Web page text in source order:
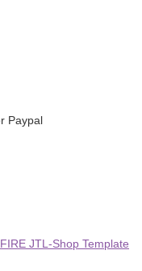
FIRE JTL-Shop Template